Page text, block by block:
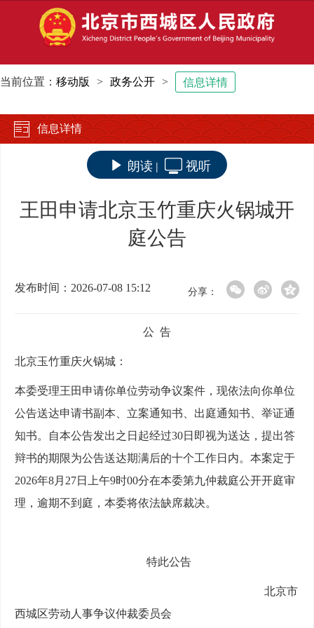
当前位置： 移动版 > 政务公开 > 信息详情
信息详情
朗读 | 视听
王田申请北京玉竹重庆火锅城开
庭公告
发布时间：2026-07-08 15:12 分享：
公 告
北京玉竹重庆火锅城：
本委受理王田申请你单位劳动争议案件，现依法向你单位
公告送达申请书副本、立案通知书、出庭通知书、举证通
知书。自本公告发出之日起经过30日即视为送达，提出答
辩书的期限为公告送达期满后的十个工作日内。本案定于
2026年8月 27日上午9时00分在本委第九仲裁庭公开开庭审
理，逾期不到庭，本委将依法缺席裁决。
特此公告
北京市
西城区劳动人事争议仲裁委员会